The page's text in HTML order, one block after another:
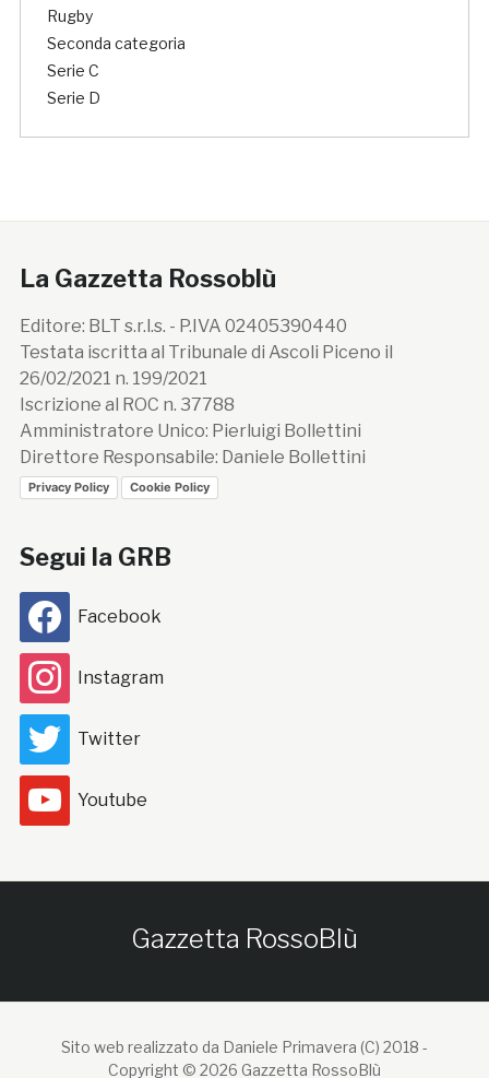
Rugby
Seconda categoria
Serie C
Serie D
La Gazzetta Rossoblù
Editore: BLT s.r.l.s. - P.IVA 02405390440
Testata iscritta al Tribunale di Ascoli Piceno il
26/02/2021 n. 199/2021
Iscrizione al ROC n. 37788
Amministratore Unico: Pierluigi Bollettini
Direttore Responsabile: Daniele Bollettini
Privacy Policy Cookie Policy
Segui la GRB
Facebook
Instagram
Twitter
Youtube
Gazzetta RossoBlù
Sito web realizzato da Daniele Primavera (C) 2018 -
Copyright © 2026 Gazzetta RossoBlù